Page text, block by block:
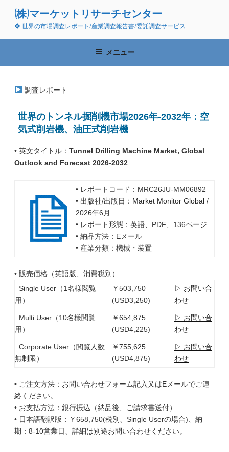
ン
(株)マーケットリサーチセンター
❖ 世界の市場調査レポート/産業調査報告書/委託調査サービス
メニュー
調査レポート
世界のトンネル掘削機市場2026年-2032年：空
気式削岩機、油圧式削岩機
• 英文タイトル： Tunnel Drilling Machine Market, Global
Outlook and Forecast 2026-2032
• レポートコード：MRC26JU-MM06892
• 出版社/出版日： Market Monitor Global/
2026年6月
• レポート形態：英語、PDF、136ページ
• 納品方法：Eメール
• 産業分類：機械・装置
• 販売価格（英語版、消費税別）
Single User（1名様閲覧
用）
￥503,750
(USD3,250)
▷ お問い合
わせ
Multi User（10名様閲覧
用）
￥654,875
(USD4,225)
▷ お問い合
わせ
Corporate User（閲覧人数
無制限）
￥755,625
(USD4,875)
▷ お問い合
わせ
• ご注文方法：お問い合わせフォーム記入又はEメールでご連
絡ください。
• お支払方法：銀行振込（納品後、ご請求書送付）
• 日本語翻訳版：￥658,750(税別、Single Userの場合)、納
期：8-10営業日、詳細は別途お問い合わせください。